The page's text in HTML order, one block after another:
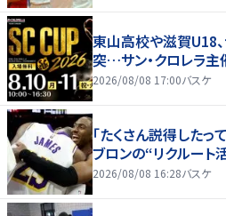
東山高校や滋賀U18
突…サン・クロレラ主
2026/08/08 17:00バスケ
「たくさん説得したっ
ブロンの“リクルート
2026/08/08 16:28バスケ